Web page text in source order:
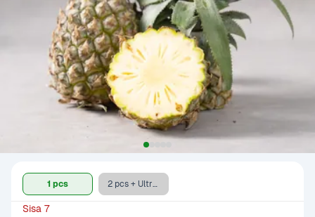
1 pcs 2 pcs + Ultra Full Cream 750 ml
Sisa 7